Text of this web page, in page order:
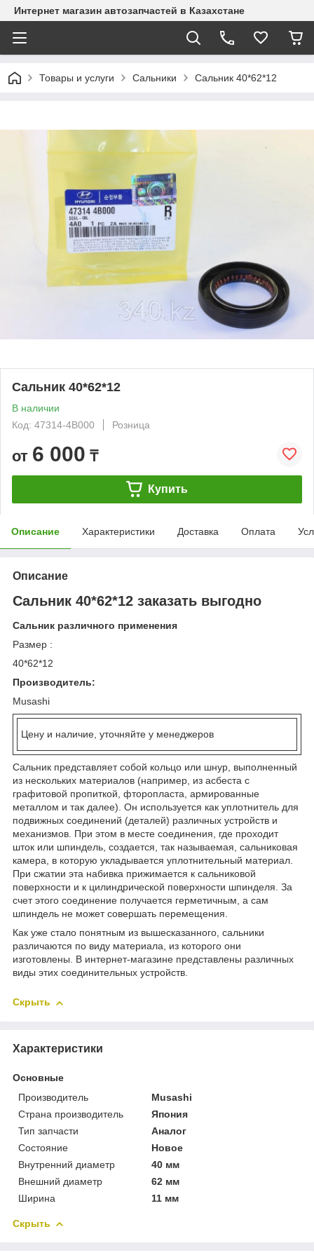
Интернет магазин автозапчастей в Казахстане
Товары и услуги Сальники Сальник 40*62*12
Сальник 40*62*12
В наличии
Код: 47314-4B000
Розница
от 6 000 ₸
Купить
Описание Характеристики Доставка Оплата
Описание
Сальник 40*62*12 заказать выгодно
Сальник различного применения
Размер :
40*62*12
Производитель:
Musashi
Цену и наличие, уточняйте у менеджеров
Сальник представляет собой кольцо или шнур, выполненный
из нескольких материалов (например, из асбеста с
графитовой пропиткой, фторопласта, армированные
металлом и так далее). Он используется как уплотнитель для
подвижных соединений (деталей) различных устройств и
механизмов. При этом в месте соединения, где проходит
шток или шпиндель, создается, так называемая, сальниковая
камера, в которую укладывается уплотнительный материал.
При сжатии эта набивка прижимается к сальниковой
поверхности и к цилиндрической поверхности шпинделя. За
счет этого соединение получается герметичным, а сам
шпиндель не может совершать перемещения.
Как уже стало понятным из вышесказанного, сальники
различаются по виду материала, из которого они
изготовлены. В интернет-магазине представлены различных
виды этих соединительных устройств.
Скрыть
Характеристики
Основные
Производитель
Musashi
Страна производитель
Япония
Тип запчасти
Аналог
Состояние
Новое
Внутренний диаметр
40 мм
Внешний диаметр
62 мм
Ширина
11 мм
Скрыть